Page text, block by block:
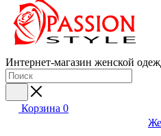
Интернет-магазин женской
Корзина 0